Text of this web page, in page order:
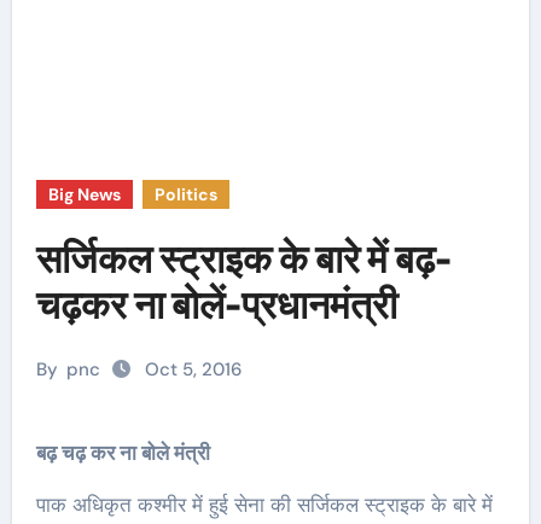
Big News Politics
सर्जिकल स्ट्राइक के बारे में बढ़-
चढ़कर ना बोलें-प्रधानमंत्री
By pnc Oct 5, 2016
बढ़ चढ़ कर ना बोले मंत्री
पाक अधिकृत कश्मीर में हुई सेना की सर्जिकल स्ट्राइक के बारे में